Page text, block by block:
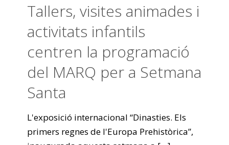
Tallers, visites animades i
activitats infantils
centren la programació
del MARQ per a Setmana
Santa
L'exposició internacional “Dinasties. Els
primers regnes de l'Europa Prehistòrica”,